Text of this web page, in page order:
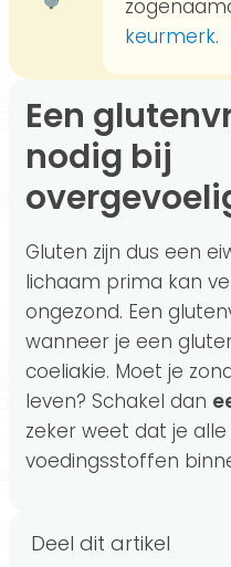
keurmerk.
Een glutenvrij dieet: alleen
nodig bij
Gluten zijn dus een
lichaam prima kan
ongezond. Een
wanneer je een
coeliakie. Moet je
leven? Schakel dan
zeker weet dat je alle
voedingsstoffen
Deel dit artikel